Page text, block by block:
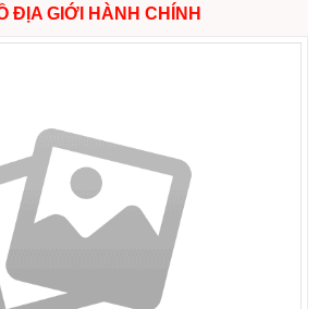
ĐỊA GIỚI HÀNH CHÍNH